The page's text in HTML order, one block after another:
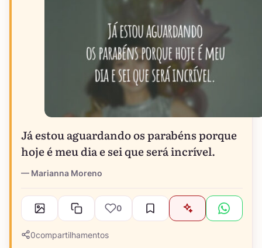
Já estou aguardando os parabéns porque
hoje é meu dia e sei que será incrível.
Marianna Moreno
0
0compartilhamentos